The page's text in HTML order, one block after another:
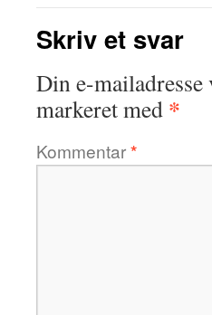
Skriv et svar
Din e-
markeret med *
Kommentar*